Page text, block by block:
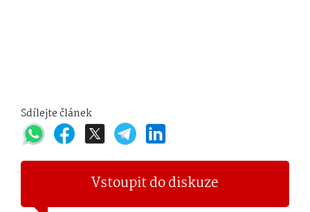
Sdílejte článek
Vstoupit do diskuze